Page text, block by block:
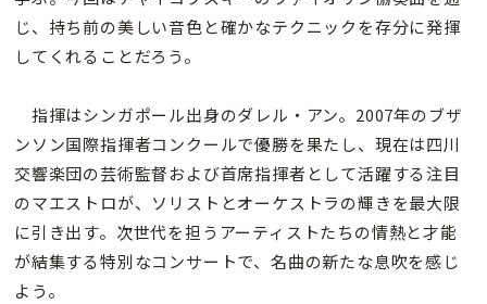
じ、持ち前の美しい音色と確かなテクニックを存分に発揮
してくれることだろう。
指揮はシンガポール出身のダレル・アン。2007年のブザ
ンソン国際指揮者コンクールで優勝を果たし、現在は四川
交響楽団の芸術監督および首席指揮者として活躍する注目
のマエストロが、ソリストとオーケストラの輝きを最大限
に引き出す。次世代を担うアーティストたちの情熱と才能
が結集する特別なコンサートで、名曲の新たな息吹を感じ
よう。